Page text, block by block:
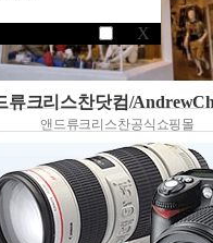
X
류크리스찬닷컴/
앤드류크리스찬공식쇼핑몰